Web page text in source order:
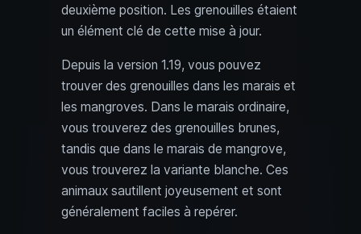
deuxième position. Les grenouilles étaient
un élément clé de cette mise à jour.
Depuis la version 1.19, vous pouvez
trouver des grenouilles dans les marais et
les mangroves. Dans le marais ordinaire,
vous trouverez des grenouilles brunes,
tandis que dans le marais de mangrove,
vous trouverez la variante blanche. Ces
animaux sautillent joyeusement et sont
généralement faciles à repérer.